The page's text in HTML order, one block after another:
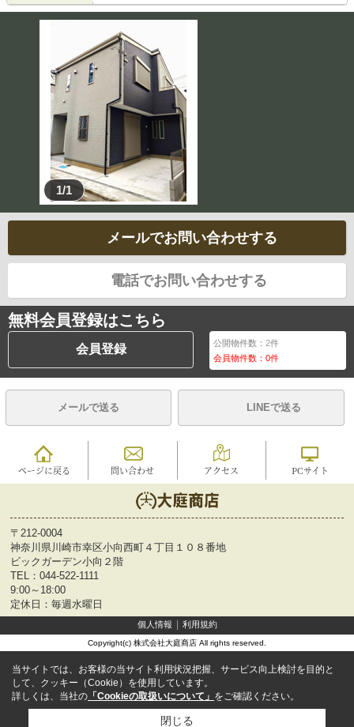
1/1
メールでお問い合わせする
電話でお問い合わせする
無料会員登録はこちら
会員登録 公開物件数：2件
会員物件数：0件
メールで送る LINEで送る
ページに戻る 問い合わせ アクセス PCサイト
〒212-0004
神奈川県川崎市幸区小向西町４丁目１０８番地
ビックガーデン小向２階
TEL： 044-522-1111
9:00～18:00
定休日：毎週水曜日
個人情報 利用規約
Copyright(c) 株式会社大庭商店 All rights reserved.
当サイトでは、お客様の当サイト利用状況把握、サービス向上検討を目的と
して、クッキー（Cookie）を使用しています。
詳しくは、当社の 「Cookieの取扱いについて」 をご確認ください。
閉じる